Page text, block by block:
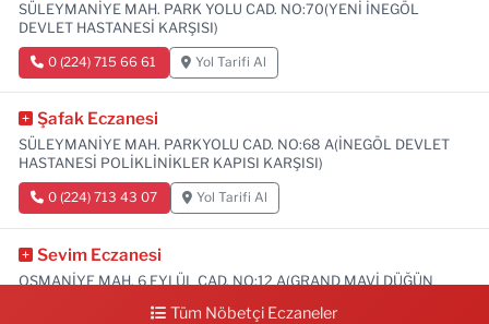
SÜLEYMANİYE MAH. PARK YOLU CAD. NO:70(YENİ İNEGÖL
DEVLET HASTANESİ KARŞISI)
0 (224) 715 66 61 Yol Tarifi Al
Şafak Eczanesi
SÜLEYMANİYE MAH. PARKYOLU CAD. NO:68 A(İNEGÖL DEVLET
HASTANESİ POLİKLİNİKLER KAPISI KARŞISI)
0 (224) 713 43 07 Yol Tarifi Al
Sevim Eczanesi
OSMANİYE MAH. 6 EYLÜL CAD. NO:12 A(GRAND MAVİ DÜĞÜN
Tüm Nöbetçi Eczaneler